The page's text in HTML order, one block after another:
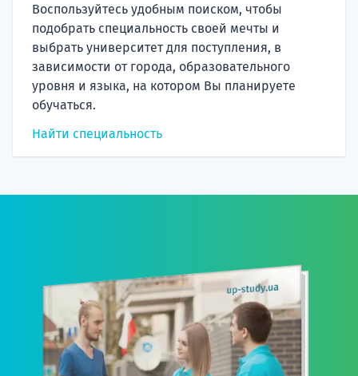
Воспользуйтесь удобным поиском, чтобы
подобрать специальность своей мечты и
выбрать университет для поступления, в
зависимости от города, образовательного
уровня и языка, на котором Вы планируете
обучаться.
Найти специальность